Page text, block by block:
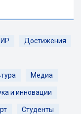
Достижения
Медиа
и инновации
Студенты